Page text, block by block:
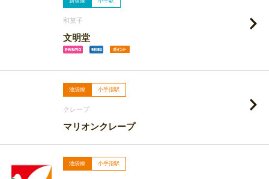
和菓子
文明堂
池袋線 小手指駅
クレープ
マリオンクレープ
池袋線 小手指駅